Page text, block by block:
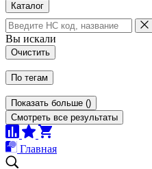
Каталог
Вы искали
Очистить
По тегам
Показать больше ()
Смотреть все результаты
Главная